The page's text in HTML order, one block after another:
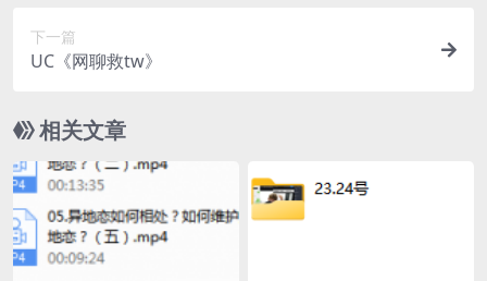
下一篇
UC《网聊救tw》
相关文章